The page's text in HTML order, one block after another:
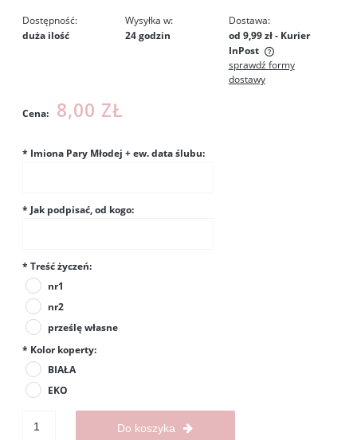
Dostępność:
duża ilość
Wysyłka w:
24 godzin
Dostawa:
od 9,99 zł- Kurier
InPost
Cena nie zawiera ewentualnych kosztów płatności
sprawdź formy
dostawy
Cena: 8,00 ZŁ
* Imiona Pary Młodej + ew. data ślubu:
* Jak podpisać, od kogo:
* Treść życzeń:
nr1
nr2
prześlę własne
* Kolor koperty:
BIAŁA
EKO
Do koszyka